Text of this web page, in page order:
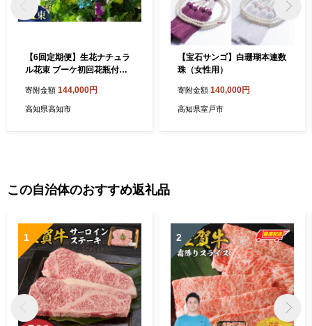
【6回定期便】生花ナチュラ
ル花束 ブーケ初回花瓶付
019]
寄附金額 144,000円
高知県高知市
【宝石サンゴ】白珊瑚本連数
珠（女性用）
寄附金額 140,000円
高知県室戸市
この自治体のおすすめ返礼品
1 2